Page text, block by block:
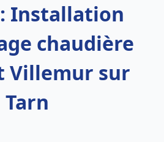
Installation
chaudière
Villemur sur
Tarn